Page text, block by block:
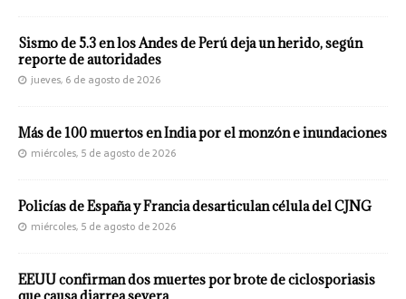
Sismo de 5.3 en los Andes de Perú deja un herido, según
reporte de autoridades
jueves, 6 de agosto de 2026
Más de 100 muertos en India por el monzón e inundaciones
miércoles, 5 de agosto de 2026
Policías de España y Francia desarticulan célula del CJNG
miércoles, 5 de agosto de 2026
EEUU confirman dos muertes por brote de ciclosporiasis
que causa diarrea severa